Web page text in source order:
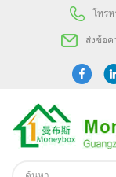
โทร
ส่งข้อ